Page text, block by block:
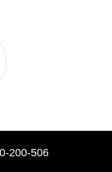
200-506